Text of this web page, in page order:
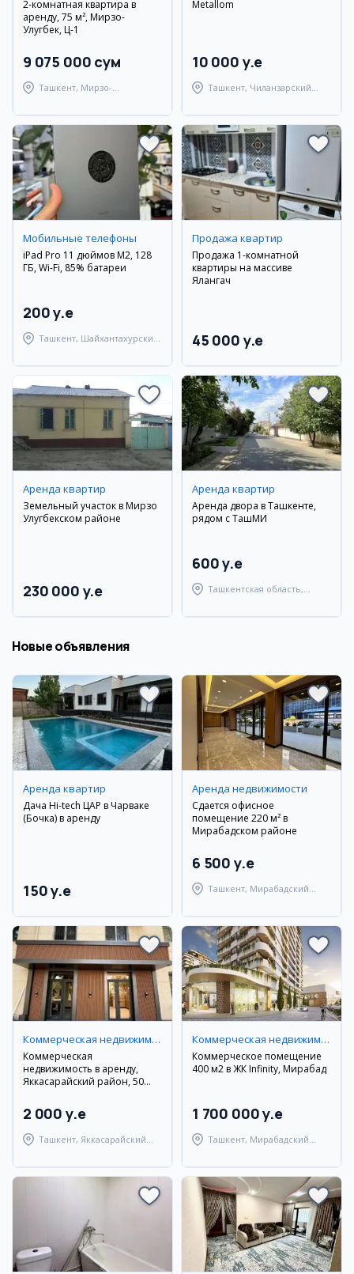
2-комнатная квартира в
аренду, 75 м², Мирзо-
Улугбек, Ц-1
9 075 000 сум
Ташкент, Мирзо-
Metallom
10 000 y.e
Ташкент, Чиланзарский
Мобильные телефоны
iPad Pro 11 дюймов M2, 128
ГБ, Wi-Fi, 85% батареи
200 y.e
Ташкент, Шайхантахурский
Продажа квартир
Продажа 1-комнатной
квартиры на массиве
Ялангач
45 000 y.e
Аренда квартир
Земельный участок в Мирзо
Улугбекском районе
230 000 y.e
Аренда квартир
Аренда двора в Ташкенте,
рядом с ТашМИ
600 y.e
Ташкентская область,
Новые объявления
Аренда квартир
Дача Hi-tech ЦАР в Чарваке
(Бочка) в аренду
150 y.e
Аренда недвижимости
Сдается офисное
помещение 220 м² в
Мирабадском районе
6 500 y.e
Ташкент, Мирабадский
Коммерческая недвижимость
Коммерческая
недвижимость в аренду,
Яккасарайский район, 50
2 000 y.e
Ташкент, Яккасарайский
Коммерческая недвижимость
Коммерческое помещение
400 м2 в ЖК Infinity, Мирабад
1 700 000 y.e
Ташкент, Мирабадский